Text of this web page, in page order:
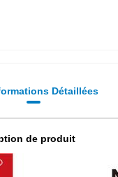
Détaillées
de produit